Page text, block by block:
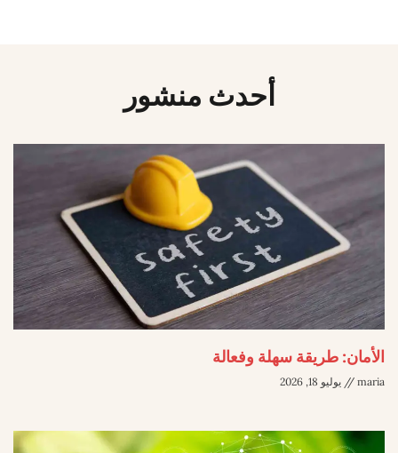
أحدث منشور
الأمان: طريقة سهلة وفعالة
maria يوليو 18, 2026